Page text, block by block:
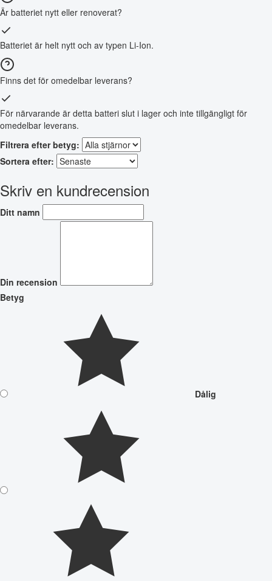
Är batteriet nytt eller renoverat?
Batteriet är helt nytt och av typen Li-Ion.
Finns det för omedelbar leverans?
För närvarande är detta batteri slut i lager och inte tillgängligt för
omedelbar leverans.
Filtrera efter betyg:
Sortera efter:
Skriv en kundrecension
Ditt namn
Din recension
Betyg
Dålig